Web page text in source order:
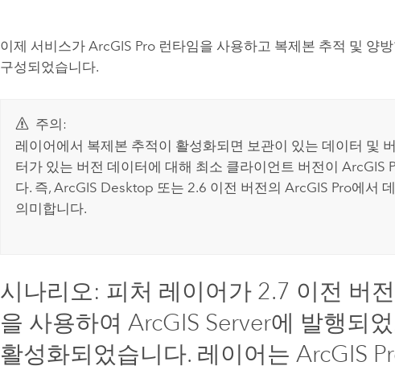
이제 서비스가ArcGIS Pro 런타임을 사용하고 복제본 추적 및 양
구성되었습니다.
주의:
레이어에서 복제본 추적이 활성화되면 보관이 있는 데이터 및
터가 있는 버전 데이터에 대해 최소 클라이언트 버전이 ArcGIS
다. 즉, ArcGIS Desktop 또는 2.6 이전 버전의 ArcGIS Pro에서
의미합니다.
시나리오: 피처 레이어가 2.7 이전 버
을 사용하여ArcGIS Server에 발행되
활성화되었습니다. 레이어는ArcGIS